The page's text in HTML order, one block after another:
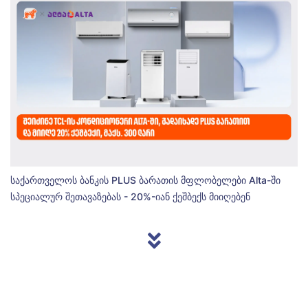
საქართველოს ბანკის PLUS ბარათის მფლობელები Alta-ში
სპეციალურ შეთავაზებას - 20%-იან ქეშბექს მიიღებენ